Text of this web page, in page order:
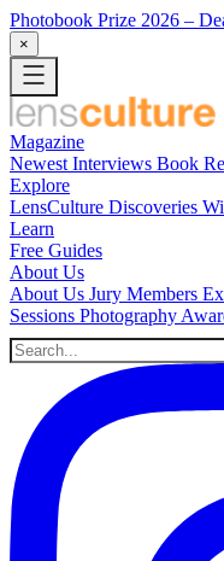
Photobook Prize 2026 –
×
Magazine
Newest Interviews Book
Explore
LensCulture Discoveries
Learn
Free Guides
About Us
About Us Jury Members
Sessions Photography